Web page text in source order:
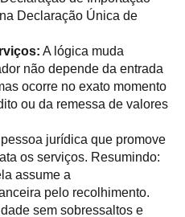
Declaração Única de
A lógica muda
não depende da entrada
ocorre no exato momento
ou da remessa de valores
jurídica que promove
os serviços. Resumindo:
assume a
pelo recolhimento.
sem sobressaltos e